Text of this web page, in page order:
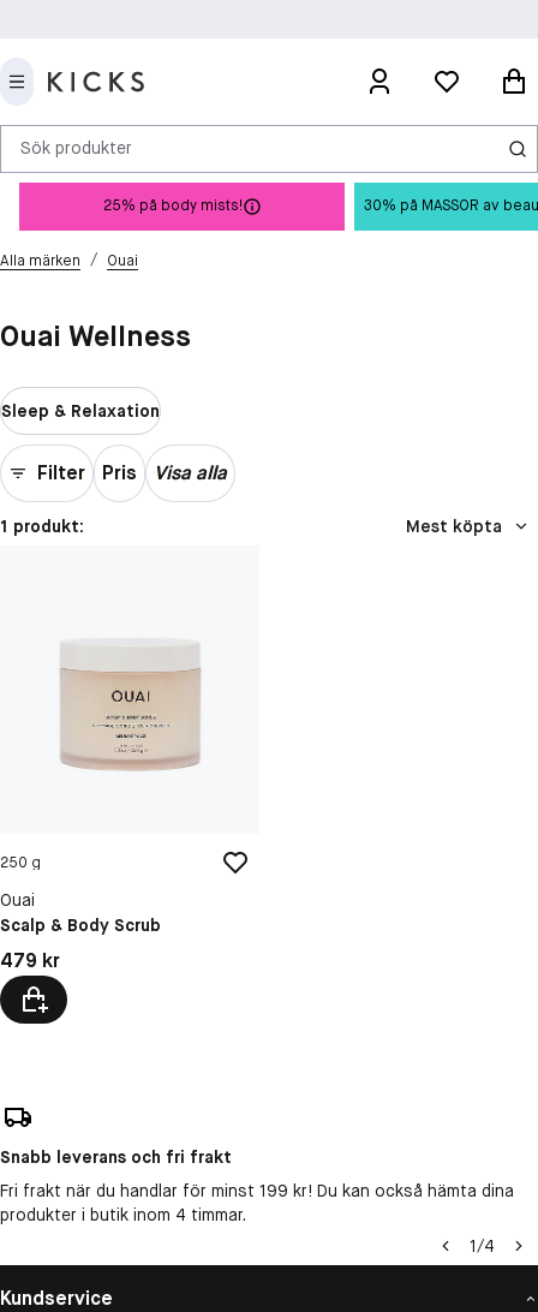
Sök produkter
25% på body mists! 30% på MASSOR av
Alla märken / Ouai
Ouai Wellness
Sleep & Relaxation
Filter Pris Visa alla
1 produkt: Mest köpta
250 g
Ouai
Scalp & Body Scrub
Pris: 479 kr
479 kr
Snabb leverans och fri frakt
Fri frakt när du handlar för minst 199 kr! Du kan också hämta dina
produkter i butik inom 4 timmar.
1/4
Kundservice